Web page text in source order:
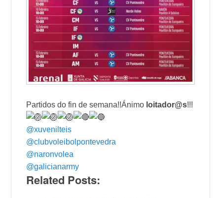
Partidos do fin de semana!!Ánimo loitador@s!!!
@xuvenilteis
@clubvoleibolpontevedra
@naronvolea
@galicianarmy
Related Posts: